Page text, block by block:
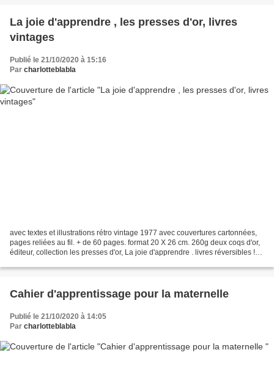
La joie d'apprendre , les presses d'or, livres
vintages
Publié le 21/10/2020 à 15:16
Par charlotteblabla
avec textes et illustrations rétro vintage 1977 avec couvertures cartonnées,
pages reliées au fil. + de 60 pages. format 20 X 26 cm. 260g deux coqs d'or,
éditeur, collection les presses d'or, La joie d'apprendre . livres réversibles !
Cahier d'apprentissage pour la maternelle
Publié le 21/10/2020 à 14:05
Par charlotteblabla